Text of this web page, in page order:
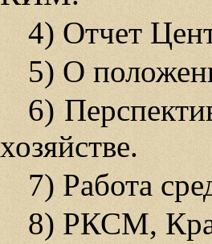
4) Отчет
5) О
6)
хозяйстве.
7) Работа
8) РКСМ,